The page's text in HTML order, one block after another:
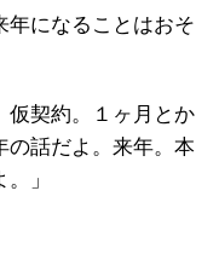
年になることはおそ
仮契約。１ヶ月とか
の話だよ。来年。本
」